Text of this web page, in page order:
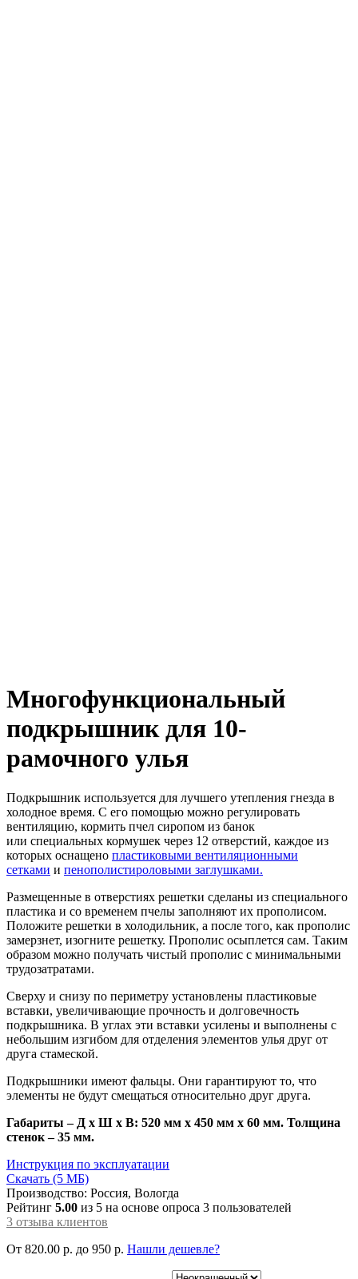
Многофункциональный
подкрышник для 10-
рамочного улья
Подкрышник используется для лучшего утепления гнезда в
холодное время. С его помощью можно регулировать
вентиляцию, кормить пчел сиропом из банок
или специальных кормушек через 12 отверстий, каждое из
которых оснащено пластиковыми вентиляционными
сетками и пенополистироловыми заглушками.
Размещенные в отверстиях решетки сделаны из специального
пластика и со временем пчелы заполняют их прополисом.
Положите решетки в холодильник, а после того, как прополис
замерзнет, изогните решетку. Прополис осыплется сам. Таким
образом можно получать чистый прополис с минимальными
трудозатратами.
Сверху и снизу по периметру установлены пластиковые
вставки, увеличивающие прочность и долговечность
подкрышника. В углах эти вставки усилены и выполнены с
небольшим изгибом для отделения элементов улья друг от
друга стамеской.
Подкрышники имеют фальцы. Они гарантируют то, что
элементы не будут смещаться относительно друг друга.
Габариты – Д х Ш х В: 520 мм x 450 мм x 60 мм. Толщина
стенок – 35 мм.
Инструкция по эксплуатации
Скачать (5 МБ)
Производство: Россия, Вологда
Рейтинг 5.00 из 5 на основе опроса 3 пользователей
3 отзыва клиентов
От 820.00 р. до 950 р. Нашли дешевле?